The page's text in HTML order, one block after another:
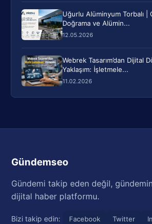
Uğurlu Alüminyum Torbalı |
Doğrama ve Alümin...
12.05.2026
Webrek Tasarım’dan Dijital
Yaklaşım: İşletmele...
11.02.2026
Gündemseo
Gündemi takip eden değil,
dijital haber platformu.
Bizi takip edin: Facebook Twitter